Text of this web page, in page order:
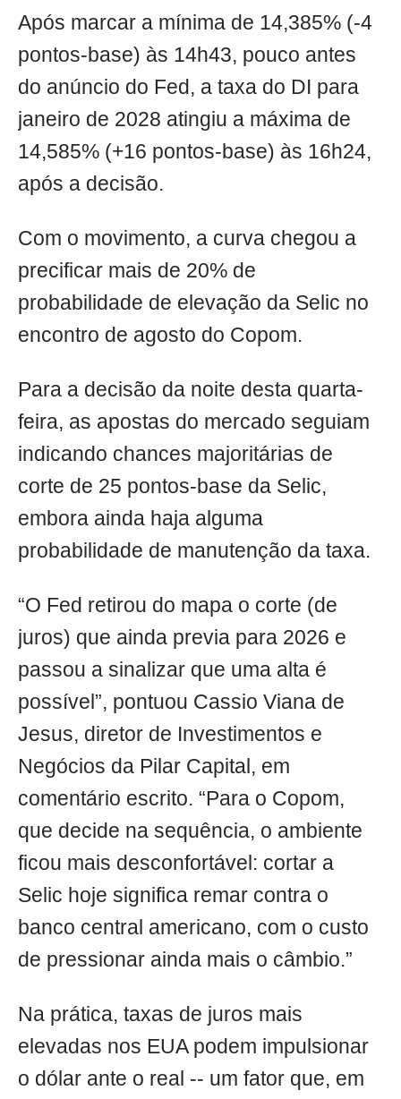
Após marcar a mínima de 14,385% (-4
pontos-base) às 14h43, pouco antes
do anúncio do Fed, a taxa do DI para
janeiro de 2028 atingiu a máxima de
14,585% (+16 pontos-base) às 16h24,
após a decisão.
Com o movimento, a curva chegou a
precificar mais de 20% de
probabilidade de elevação da Selic no
encontro de agosto do Copom.
Para a decisão da noite desta quarta-
feira, as apostas do mercado seguiam
indicando chances majoritárias de
corte de 25 pontos-base da Selic,
embora ainda haja alguma
probabilidade de manutenção da taxa.
“O Fed retirou do mapa o corte (de
juros) que ainda previa para 2026 e
passou a sinalizar que uma alta é
possível”, pontuou Cassio Viana de
Jesus, diretor de Investimentos e
Negócios da Pilar Capital, em
comentário escrito. “Para o Copom,
que decide na sequência, o ambiente
ficou mais desconfortável: cortar a
Selic hoje significa remar contra o
banco central americano, com o custo
de pressionar ainda mais o câmbio.”
Na prática, taxas de juros mais
elevadas nos EUA podem impulsionar
o dólar ante o real -- um fator que, em